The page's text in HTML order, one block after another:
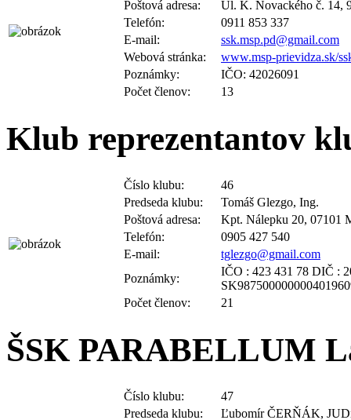
Telefón:
0911 853 337
E-mail:
ssk.msp.pd@gmail.com
Webová stránka:
www.msp-prievidza.sk/
Poznámky:
IČO: 42026091
Počet členov:
13
Klub reprezentantov
Predseda klubu:
Tomáš Glezgo, Ing.
Poštová adresa:
Kpt. Nálepku 20, 07101
Telefón:
0905 427 540
E-mail:
tglezgo@gmail.com
IČO : 423 431 78 DIČ :
21
ŠSK PARABELLUM
Predseda klubu:
Ľubomír ČERŇÁK,